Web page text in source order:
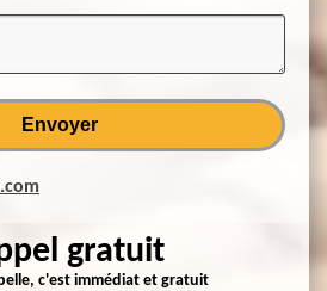
gratuit
c'est immédiat et gratuit